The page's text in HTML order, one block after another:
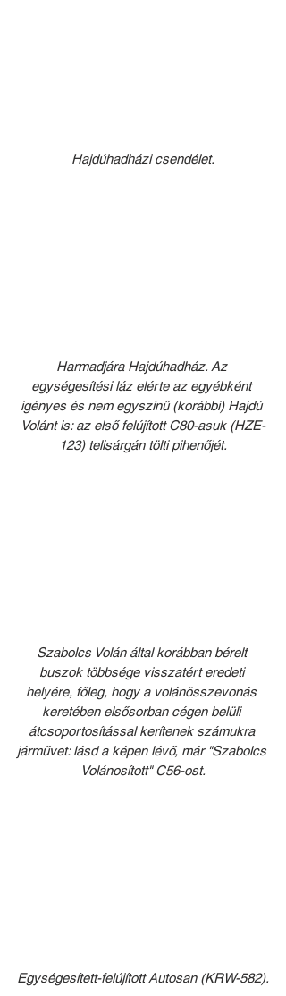
Hajdúhadházi csendélet.
Harmadjára Hajdúhadház. Az
egységesítési láz elérte az egyébként
igényes és nem egyszínű (korábbi) Hajdú
Volánt is: az első felújított C80-asuk (HZE-
123) telisárgán tölti pihenőjét.
Szabolcs Volán által korábban bérelt
buszok többsége visszatért eredeti
helyére, főleg, hogy a volánösszevonás
keretében elsősorban cégen belüli
átcsoportosítással kerítenek számukra
járművet: lásd a képen lévő, már "Szabolcs
Volánosított" C56-ost.
Egységesített-felújított Autosan (KRW-582).